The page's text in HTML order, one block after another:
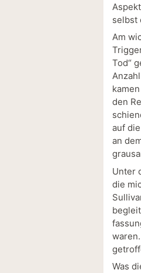
selbst
Am
Tod“
den
auf
an
Unter
die
Was